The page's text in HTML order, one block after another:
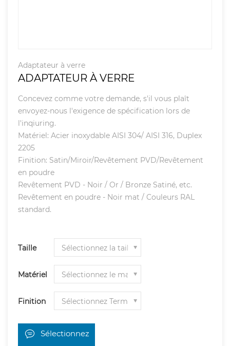
Adaptateur à verre
ADAPTATEUR À VERRE
Concevez comme votre demande, s'il vous plaît
envoyez-nous l'exigence de spécification lors de
l'inqiuring.
Matériel: Acier inoxydable AISI 304/ AISI 316, Duplex
2205
Finition: Satin/Miroir/Revêtement PVD/Revêtement
en poudre
Revêtement PVD - Noir / Or / Bronze Satiné, etc.
Revêtement en poudre - Noir mat / Couleurs RAL
standard.
Taille
Matériel
Finition
Sélectionnez